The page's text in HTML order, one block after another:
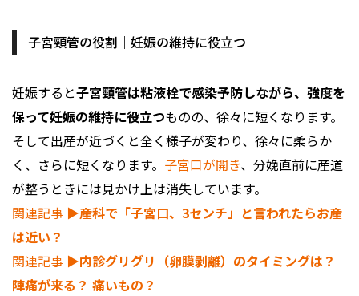
子宮頸管の役割｜妊娠の維持に役立つ
妊娠すると子宮頸管は粘液栓で感染予防しながら、強度を
保って妊娠の維持に役立つものの、徐々に短くなります。
そして出産が近づくと全く様子が変わり、徐々に柔らか
く、さらに短くなります。 子宮口が開き、分娩直前に産道
が整うときには見かけ上は消失しています。
関連記事 ▶︎産科で「子宮口、3センチ」と言われたらお産
は近い？
関連記事 ▶︎内診グリグリ（卵膜剥離）のタイミングは？
陣痛が来る？ 痛いもの？